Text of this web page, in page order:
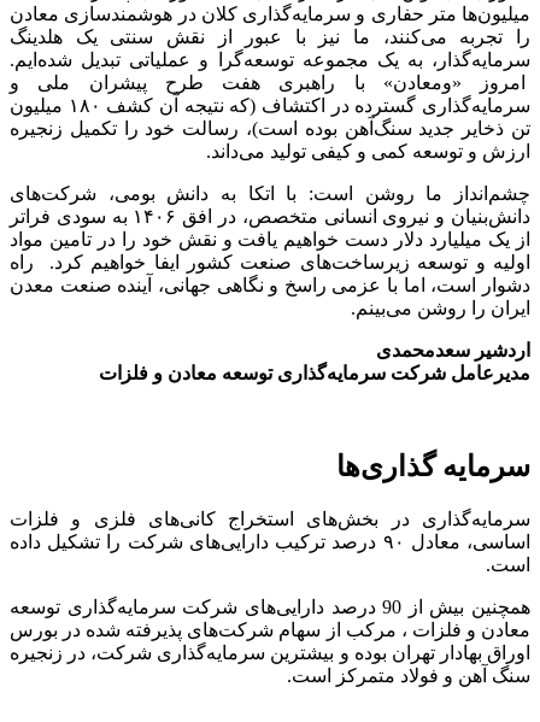
میلیون‌ها متر حفاری و سرمایه‌گذاری کلان در هوشمندسازی معادن
را تجربه می‌کنند، ما نیز با عبور از نقش سنتی یک هلدینگ
سرمایه‌گذار، به یک مجموعه توسعه‌گرا و عملیاتی تبدیل شده‌ایم.
امروز «ومعادن» با راهبری هفت طرح پیشران ملی و
سرمایه‌گذاری گسترده در اکتشاف (که نتیجه آن کشف ۱۸۰ میلیون
تن ذخایر جدید سنگ‌آهن بوده است)، رسالت خود را تکمیل زنجیره
ارزش و توسعه کمی و کیفی تولید می‌داند.
چشم‌انداز ما روشن است: با اتکا به دانش بومی، شرکت‌های
دانش‌بنیان و نیروی انسانی متخصص، در افق ۱۴۰۶ به سودی فراتر
از یک میلیارد دلار دست خواهیم یافت و نقش خود را در تامین مواد
اولیه و توسعه زیرساخت‌های صنعت کشور ایفا خواهیم کرد. راه
دشوار است، اما با عزمی راسخ و نگاهی جهانی، آینده صنعت معدن
ایران را روشن می‌بینم.
اردشیر سعدمحمدی
مدیرعامل شرکت سرمایه‌گذاری توسعه معادن و فلزات
سرمایه گذاری‌ها
سرمایه‌گذاری در بخش‌های استخراج کانی‌های فلزی و فلزات
اساسی، معادل ۹۰ درصد ترکیب دارایی‌های شرکت را تشکیل داده
است.
همچنین بیش از 90 درصد دارایی‌های شرکت سرمایه‌گذاری توسعه
معادن و فلزات ، مرکب از سهام شرکت‌های پذیرفته شده در بورس
اوراق بهادار تهران بوده و بیشترین سرمایه‌گذاری شرکت، در زنجیره
سنگ آهن و فولاد متمرکز است.